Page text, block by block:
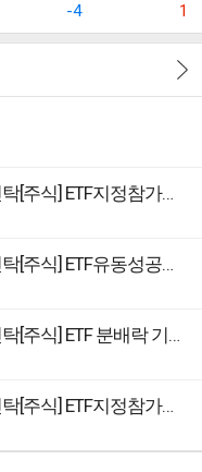
-4 1
신한 SOL K방산증권상장지수투자신탁[주식] ETF지정참가회사(AP)추가ㆍ해지ㆍ변경안내
신한 SOL K방산증권상장지수투자신탁[주식] ETF유동성공급자(LP)와유동성공급계약의체결ㆍ변경ㆍ해지안내
신한 SOL K방산증권상장지수투자신탁[주식] ETF 분배락 기준가격 안내
신한 SOL K방산증권상장지수투자신탁[주식] ETF지정참가회사(AP)추가ㆍ해지ㆍ변경안내